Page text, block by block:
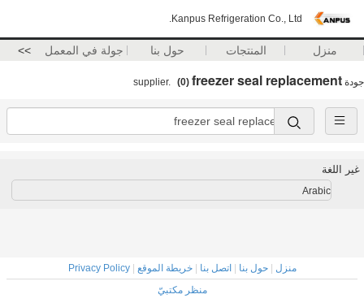
Kanpus Refrigeration Co., Ltd.
منزل المنتجات حول بنا جولة في المعمل >>
جودة freezer seal replacement
(0)
غير اللغة
Arabic
منزل |حول بنا اتصل بنا |خريطة الموقع |
Privacy Policy
منظر مكتبيّ